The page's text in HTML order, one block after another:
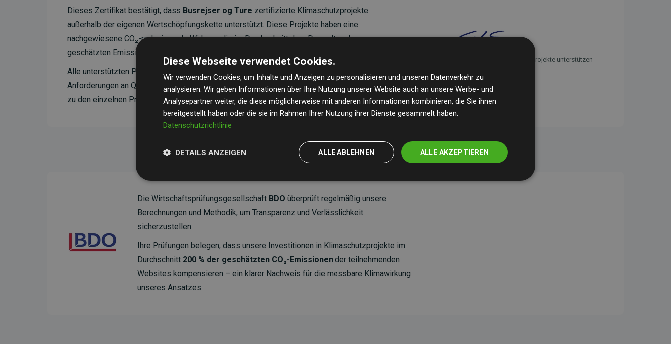
Dieses Zertifikat bestätigt, dass Busrejser og Ture zertifizierte Klimaschutzprojekte
außerhalb der eigenen Wertschöpfungskette unterstützt. Diese Projekte haben eine
nachgewiesene CO₂-reduzierende Wirkung, die im Durchschnitt dem Doppelten der
geschätzten Emissionen der Website entspricht.
Alle unterstützten Projekte werden durch
Anforderungen an Qualität, tatsächliche Klimawirkung und Transparenz. Weitere Informationen
zu den einzelnen Projekten findenSie hier.
Initiative Websites, die Klimaprojekte unterstützen
Die Wirtschaftsprüfungsgesellschaft BDO überprüft regelmäßig unsere
Berechnungen und Methodik, um Transparenz und Verlässlichkeit
sicherzustellen.
Ihre Prüfungen belegen, dass unsere Investitionen in Klimaschutzprojekte im
Durchschnitt 200 % der geschätzten CO₂-Emissionen der teilnehmenden
Websites kompensieren – ein klarer Nachweis für die messbare Klimawirkung
unseres Ansatzes.
Diese Webseite verwendet Cookies.
Wir verwenden Cookies, um Inhalte und Anzeigen zu personalisieren und unseren Datenverkehr zu
analysieren. Wir geben Informationen über Ihre Nutzung unserer Website auch an unsere Werbe- und
Analysepartner weiter, die diese möglicherweise mit anderen Informationen kombinieren, die Sie ihnen
bereitgestellt haben oder die sie im Rahmen Ihrer Nutzung ihrer Dienste gesammelt haben.
Datenschutzrichtlinie
ALLE AKZEPTIEREN
ALLE ABLEHNEN
DETAILS ANZEIGEN